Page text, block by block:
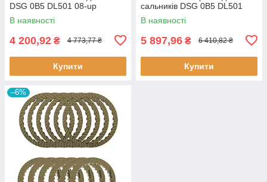
DSG 0B5 DL501 08-up
В наявності
4 200,92 ₴ 4 773,77 ₴
Купити
сальників DSG 0B5 DL501
В наявності
5 897,96 ₴ 6 410,82 ₴
Купити
–6%